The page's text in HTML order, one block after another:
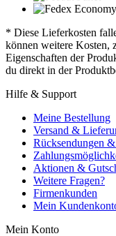
* Diese Lieferkosten
können weitere Kosten,
Eigenschaften der
du direkt in der
Hilfe & Support
Meine Bestellung
Versand &
Rücksendungen
Aktionen &
Weitere Fragen?
Firmenkunden
Mein
Mein Konto